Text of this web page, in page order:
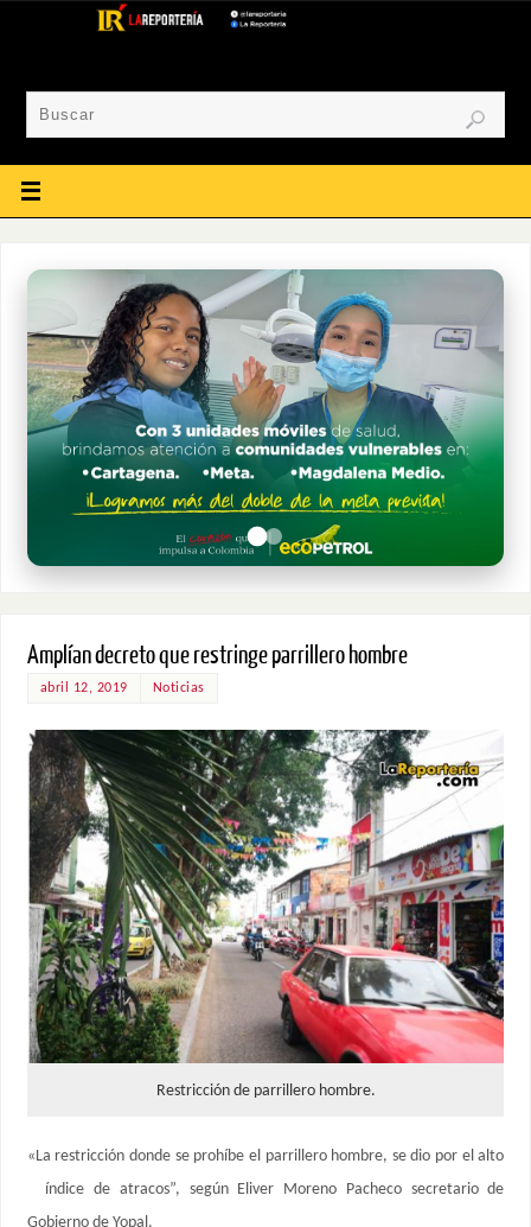
Amplían decreto que restringe parrillero hombre
abril 12, 2019 Noticias
Restricción de parrillero hombre.
«La restricción donde se prohíbe el parrillero hombre, se dio por el alto
índice de atracos”, según Eliver Moreno Pacheco secretario de
Gobierno de Yopal.